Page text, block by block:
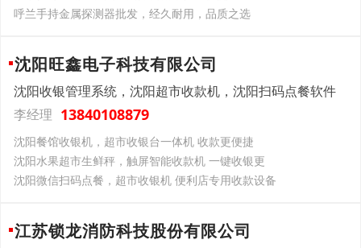
呼兰手持金属探测器批发，经久耐用，品质之选
沈阳旺鑫电子科技有限公司
沈阳收银管理系统，沈阳超市收款机，沈阳扫码点餐软件
李经理 13840108879
沈阳餐馆收银机，超市收银台一体机 收款更便捷
沈阳水果超市生鲜秤，触屏智能收款机 一键收银更
沈阳微信扫码点餐，超市收银机 便利店专用收款设备
江苏锁龙消防科技股份有限公司